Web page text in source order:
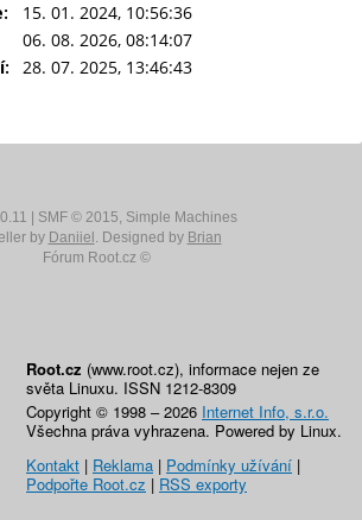
15. 01. 2024, 10:56:36
06. 08. 2026, 08:14:07
28. 07. 2025, 13:46:43
SMF © 2015, Simple Machines
by Daniiel . Designed by Brian
Fórum Root.cz ©
Root.cz (www.root.cz), informace nejen ze
světa Linuxu. ISSN 1212-8309
Copyright © 1998 – 2026 Internet Info, s.r.o.
Všechna práva vyhrazena. Powered by Linux.
Kontakt | Reklama | Podmínky užívání |
Podpořte Root.cz | RSS exporty